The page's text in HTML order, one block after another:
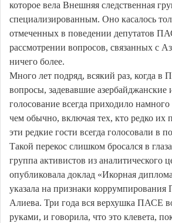
которое вела Внешняя следственная
специализированным. Оно касалось
отмеченных в поведении депутатов
рассмотрении вопросов, связанных с
ничего более.
Много лет подряд, всякий раз, когда в
вопросы, задевавшие азербайджанские
голосование всегда приходило
чем обычно, включая тех, кто редко их
эти редкие гости всегда голосовали в
Такой перекос слишком бросался в
группа активистов из аналитического
опубликовала доклад «Икорная
указала на признаки
Алиева. Три года вся верхушка ПАСЕ
руками, и говорила, что это клевета,